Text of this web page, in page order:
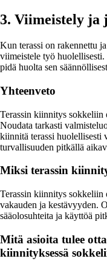
3. Viimeistely ja
Kun terassi on rakennettu
viimeistele työ
pidä huolta sen
Yhteenveto
Terassin kiinnitys sokkeliin
Noudata tarkasti
kiinnitä terassi huolellisesti
turvallisuuden pitkällä
Miksi terassin
Terassin kiinnitys sokkeliin
vakauden ja kestävyyden.
sääolosuhteita ja käyttöä
Mitä asioita tulee
kiinnityksessä